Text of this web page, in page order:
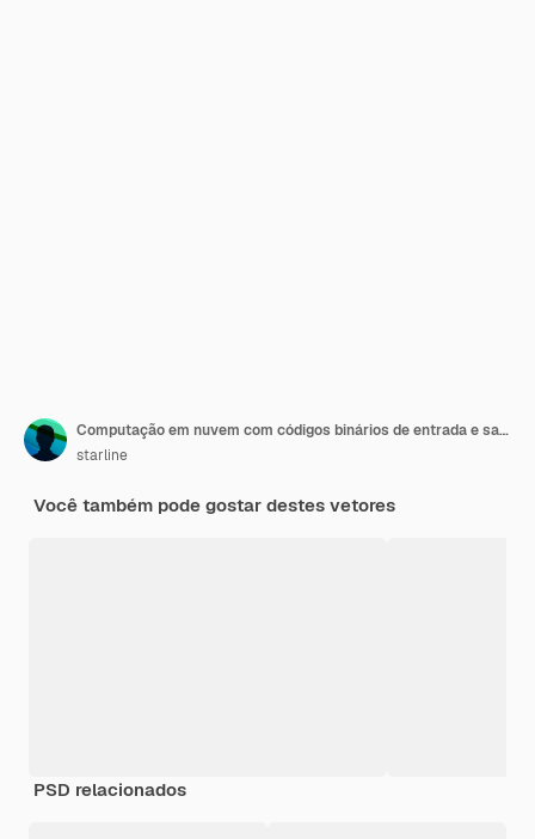
Computação em nuvem com códigos binários de entrada e saída de dados
starline
Você também pode gostar destes vetores
PSD relacionados